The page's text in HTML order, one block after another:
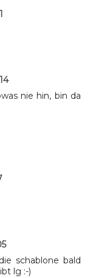
nie hin, bin da
schablone bald
lg :-)